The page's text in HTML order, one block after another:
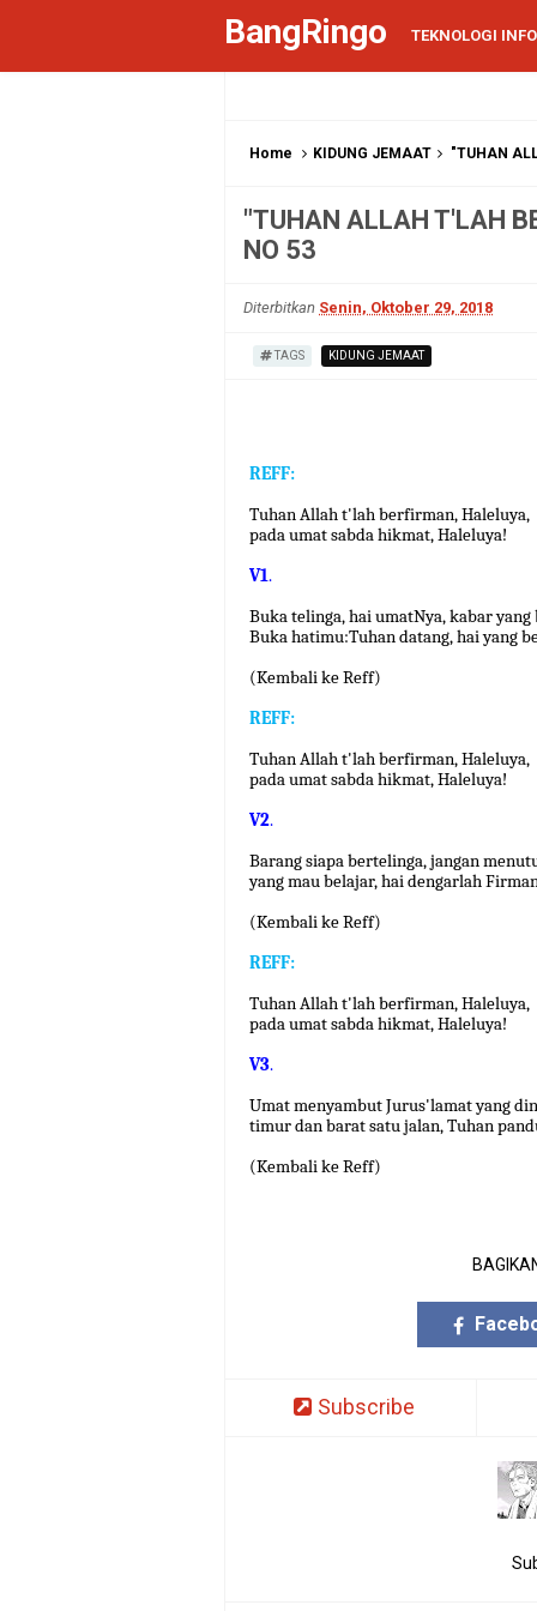
BangRingo TEKNOLOGI
Home KIDUNG JEMAAT "TUHAN
"TUHAN ALLAH T'LAH
NO 53
Diterbitkan Senin, Oktober 29, 2018
TAGS KIDUNG JEMAAT
REFF:
Tuhan Allah t'lah berfirman, Haleluya,
pada umat sabda hikmat, Haleluya!
V1.
Buka telinga, hai umatNya, kabar
Buka hatimu:Tuhan datang, hai yang
(Kembali ke Reff)
REFF:
Tuhan Allah t'lah berfirman, Haleluya,
pada umat sabda hikmat, Haleluya!
V2.
Barang siapa bertelinga, jangan
yang mau belajar, hai dengarlah
(Kembali ke Reff)
REFF:
Tuhan Allah t'lah berfirman, Haleluya,
pada umat sabda hikmat, Haleluya!
V3.
Umat menyambut Jurus'lamat yang
timur dan barat satu jalan, Tuhan
(Kembali ke Reff)
Subscribe